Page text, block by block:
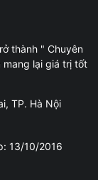
thành " Chuyên
lại giá trị tốt
TP. Hà Nội
13/10/2016